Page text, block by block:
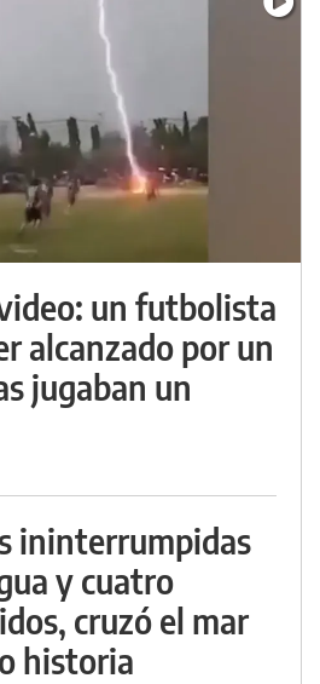
un futbolista
alcanzado por un
jugaban un
ininterrumpidas
y cuatro
cruzó el mar
historia